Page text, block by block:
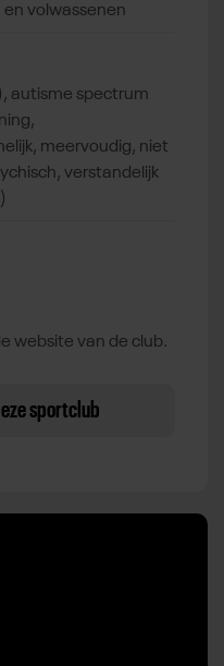
en volwassenen
meervoudig, niet
verstandelijk
website van de club.
sportclub